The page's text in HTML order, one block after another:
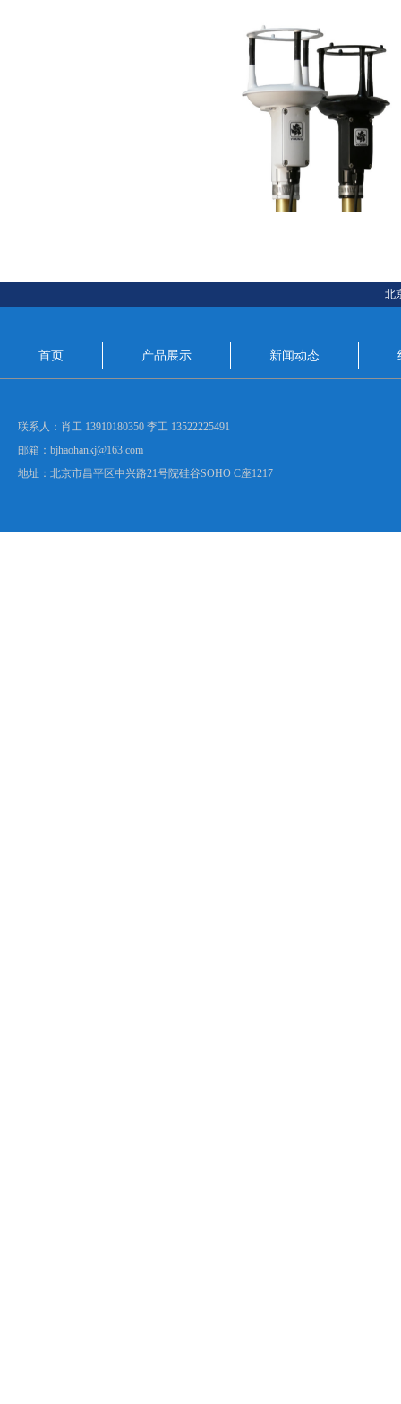
北
首页 产品展示 新闻动态
联系人：肖工 13910180350 李工 13522225491
邮箱：bjhaohankj@163.com
地址：北京市昌平区中兴路21号院硅谷SOHO C座1217